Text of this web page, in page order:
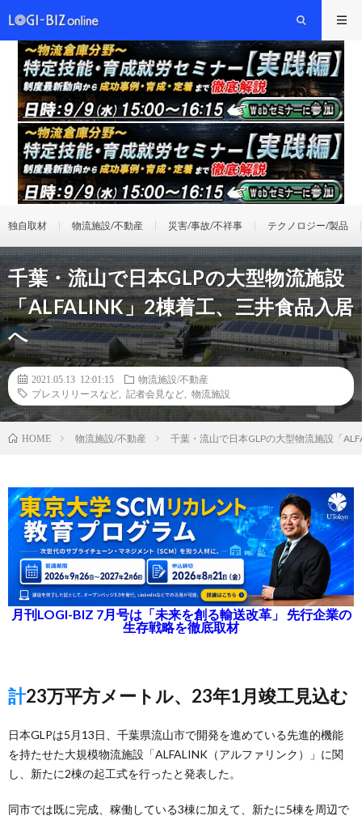
独自取材 物流施設/不動産 災害/事故/不祥事 テクノロジー/製品
千葉・流山で日本GLPの大型物流施設
「ALFALINK」2棟着工、三井食品入居
へ
2021.05.13 12:01:15
物流施設/不動産
プレスリリースなど
記者会見など 物流施設
HOME 物流施設/不動産 千葉・流山で日本GLPの大型物流施設「
月刊LOGI-BIZ 7月号は「未来を創る輸送改革」 先行企業の
生存戦略を徹底取材
計23万平方メートル、23年1月竣工見込む
日本GLPは5月13日、千葉県流山市で開発を進めている先進的機能
を持たせた大規模物流施設「ALFALINK（アルファリンク）」に関
し、新たに2棟の起工式を行ったと発表した。
同市では既に完成、稼働している3棟に加えて、新たに5棟を周辺で